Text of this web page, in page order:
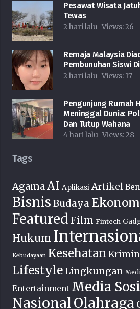
Pesawat Wisata
Tewas
2 hari lalu Views:26
Remaja Malaysia
Pembunuhan Siswi
2 hari lalu Views: 17
Pengunjung Rumah
Meninggal Dunia:
Dan Tutup Wahana
4 hari lalu Views:28
Tags
AgamaAI Aplikasi Artikel
Bisnis Budaya
Featured Film Fintech
Hukum
Kebudayaan Kesehatan
LifestyleLingkungan
Entertainment Media
NasionalOlahraga